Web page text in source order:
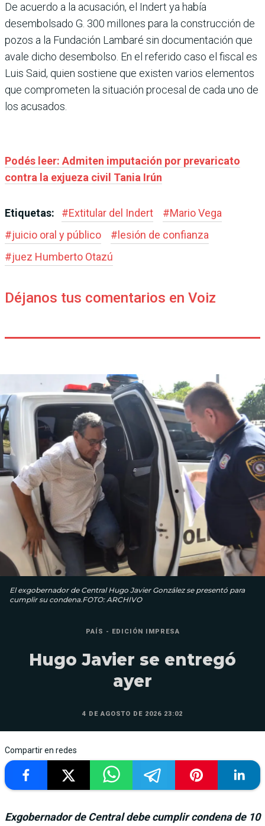
De acuerdo a la acusación, el Indert ya había
desembolsado G. 300 millones para la construcción de
pozos a la Fundación Lambaré sin documentación que
avale dicho desembolso. En el referido caso el fiscal es
Luis Said, quien sostiene que existen varios elementos
que comprometen la situación procesal de cada uno de
los acusados.
Podés leer: Admiten imputación por prevaricato
contra la exjueza civil Tania Irún
Etiquetas: #Extitular del Indert #Mario Vega
#juicio oral y público # lesión de confianza
#juez Humberto Otazú
Déjanos tus comentarios en Voiz
El exgobernador de Central Hugo Javier González se presentó para
cumplir su condena.FOTO: ARCHIVO
PAÍS - EDICIÓN IMPRESA
Hugo Javier se entregó
ayer
4 DE AGOSTO DE 2026 23:02
Compartir en redes
Exgobernador de Central debe cumplir condena de 10